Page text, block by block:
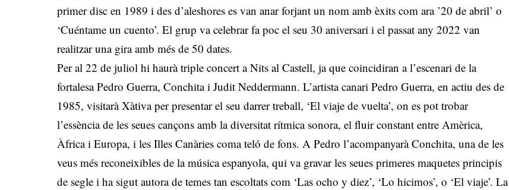
primer disc en 1989 i des d’aleshores es van anar forjant un nom amb èxits com ara ’20 de abril’ o
‘Cuéntame un cuento’. El grup va celebrar fa poc el seu 30 aniversari i el passat any 2022 van
realitzar una gira amb més de 50 dates.
Per al 22 de juliol hi haurà triple concert a Nits al Castell, ja que coincidiran a l’escenari de la
fortalesa Pedro Guerra, Conchita i Judit Neddermann. L’artista canari Pedro Guerra, en actiu des de
1985, visitarà Xàtiva per presentar el seu darrer treball, ‘El viaje de vuelta’, on es pot trobar
l’essència de les seues cançons amb la diversitat rítmica sonora, el fluir constant entre Amèrica,
Àfrica i Europa, i les Illes Canàries coma teló de fons. A Pedro l’acompanyarà Conchita, una de les
veus més reconeixibles de la música espanyola, qui va gravar les seues primeres maquetes principis
de segle i ha sigut autora de temes tan escoltats com ‘Las ocho y diez’, ‘Lo hicimos’, o ‘El viaje’. La